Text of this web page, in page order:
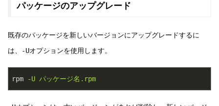
パッケージのアップグレード
既存のパッケージを新しいバージョンにアップグレードするに
は、
-Uオプションを使用します。
rpm -U パッケージ名.rpm